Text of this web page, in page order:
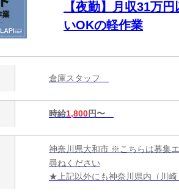
【夜勤】月収31万
いOKの軽作業
倉庫スタッフ
時給1,800円〜
神奈川県大和市 ※こちらは募集
尋ねください
★上記以外にも神奈川県内（川